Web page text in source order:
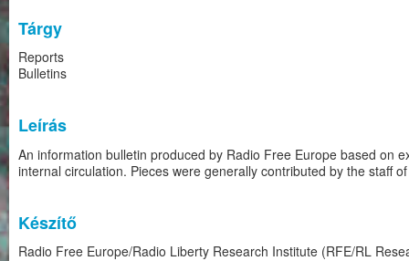
Tárgy
Reports
Bulletins
Leírás
An information bulletin produced by Radio Free Europe based on
internal circulation. Pieces were generally contributed by the staff
Készítő
Radio Free Europe/Radio Liberty Research Institute (RFE/RL